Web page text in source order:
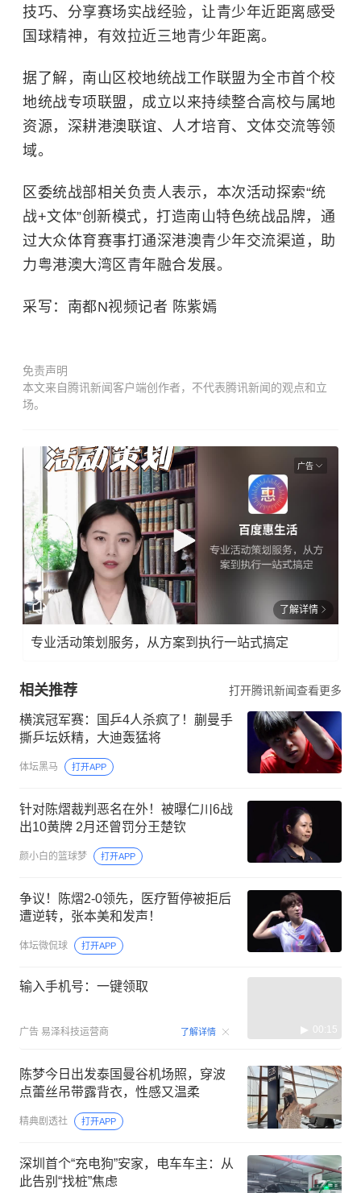
技巧、分享赛场实战经验，让青少年近距离感受
国球精神，有效拉近三地青少年距离。
据了解，南山区校地统战工作联盟为全市首个校
地统战专项联盟，成立以来持续整合高校与属地
资源，深耕港澳联谊、人才培育、文体交流等领
域。
区委统战部相关负责人表示，本次活动探索“统
战+文体”创新模式，打造南山特色统战品牌，通
过大众体育赛事打通深港澳青少年交流渠道，助
力粤港澳大湾区青年融合发展。
采写：南都N视频记者 陈紫嫣
免责声明
本文来自腾讯新闻客户端创作者，不代表腾讯新闻的观点和立
场。
广告
了解详情
专业活动策划服务，从方案到执行一站式搞定
相关推荐 打开腾讯新闻查看更多
横滨冠军赛：国乒4人杀疯了！蒯曼手
撕乒坛妖精，大迪轰猛将
体坛黑马 打开APP
针对陈熠裁判恶名在外！被曝仁川6战
出10黄牌 2月还曾罚分王楚钦
颜小白的篮球梦 打开APP
争议！陈熠2-0领先，医疗暂停被拒后
遭逆转，张本美和发声！
体坛微侃球 打开APP
输入手机号：一键领取
广告 易泽科技运营商 了解详情 00:15
陈梦今日出发泰国曼谷机场照，穿波
点蕾丝吊带露背衣，性感又温柔
精典剧透社 打开APP
深圳首个“充电狗”安家，电车车主：从
此告别“找桩”焦虑